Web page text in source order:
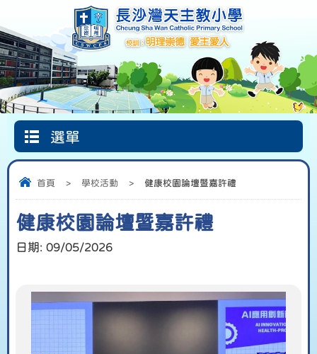
首頁
Classroom
選單
首頁 > 學校活動 > 健康校園論壇暨嘉許禮
健康校園論壇暨嘉許禮
日期: 09/05/2026